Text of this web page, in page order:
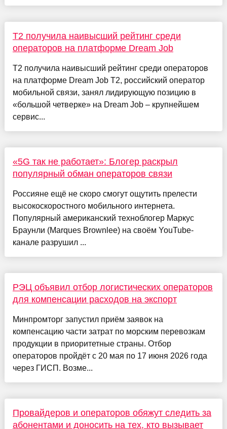
T2 получила наивысший рейтинг среди
операторов на платформе Dream Job
T2 получила наивысший рейтинг среди операторов
на платформе Dream Job Т2, российский оператор
мобильной связи, занял лидирующую позицию в
«большой четверке» на Dream Job – крупнейшем
сервис...
«5G так не работает»: Блогер раскрыл
популярный обман операторов связи
Россияне ещё не скоро смогут ощутить прелести
высокоскоростного мобильного интернета.
Популярный американский техноблогер Маркус
Браунли (Marques Brownlee) на своём YouTube-
канале разрушил ...
РЭЦ объявил отбор логистических операторов
для компенсации расходов на экспорт
Минпромторг запустил приём заявок на
компенсацию части затрат по морским перевозкам
продукции в приоритетные страны. Отбор
операторов пройдёт с 20 мая по 17 июня 2026 года
через ГИСП. Возме...
Провайдеров и операторов обяжут следить за
абонентами и доносить на тех, кто вызывает